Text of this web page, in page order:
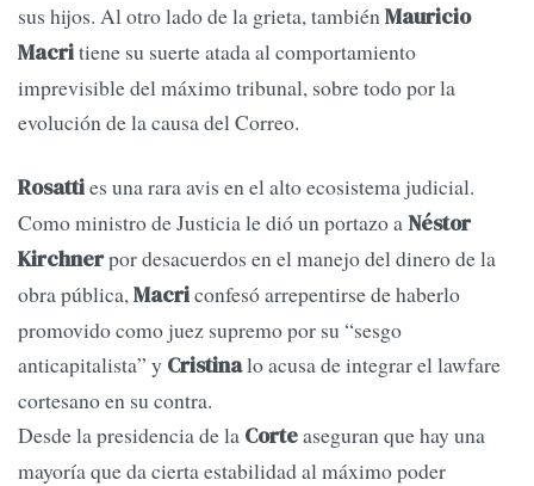
sus hijos. Al otro lado de la grieta, tambiénMauricio
Macritiene su suerte atada al comportamiento
imprevisible del máximo tribunal, sobre todo por la
evolución de la causa del Correo.
Rosatties una rara avis en el alto ecosistema judicial.
Como ministro de Justicia le dió un portazo aNéstor
Kirchnerpor desacuerdos en el manejo del dinero de la
obra pública,Macriconfesó arrepentirse de haberlo
promovido como juez supremo por su “sesgo
anticapitalista” y Cristinalo acusa de integrar el lawfare
cortesano en su contra.
Desde la presidencia de la Corteaseguran que hay una
mayoría que da cierta estabilidad al máximo poder